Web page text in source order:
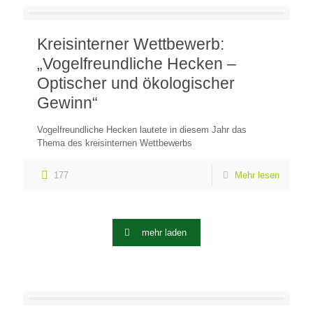
Kreisinterner Wettbewerb:
„Vogelfreundliche Hecken –
Optischer und ökologischer
Gewinn“
Vogelfreundliche Hecken lautete in diesem Jahr das
Thema des kreisinternen Wettbewerbs
177 Mehr lesen
mehr laden